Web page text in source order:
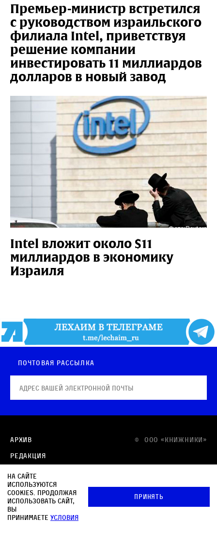
Премьер-министр встретился
с руководством израильского
филиала Intel, приветствуя
решение компании
инвестировать 11 миллиардов
долларов в новый завод
Intel вложит около $11
миллиардов в экономику
Израиля
Почтовая рассылка
© OOO «КНИЖНИКИ»
Архив
Редакция
Медиа-кит
Контакты
Политика в отношении обработки персональных
данных
На сайте
используются
cookies. Продолжая
использовать сайт,
вы
принимаете условия
Принять